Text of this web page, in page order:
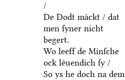
/
De Dodt maͤckt / dat
men ſyner nicht
begert.
Wo leeff de Minſche
ock leͤuendich ſy /
So ys he doch na dem